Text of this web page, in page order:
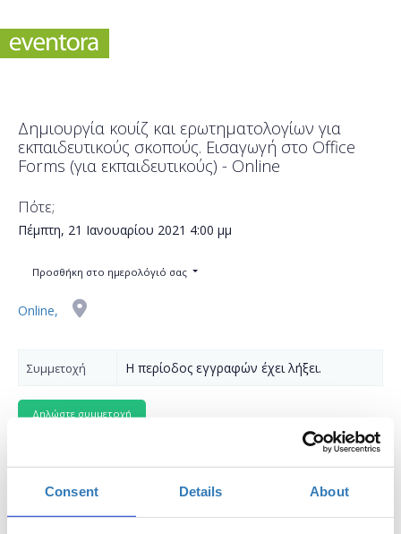
Consent Details About
Δημιουργία κουίζ και ερωτηματολογίων για
εκπαιδευτικούς σκοπούς. Εισαγωγή στο Office
Forms (για εκπαιδευτικούς) - Online
Πότε;
Πέμπτη, 21 Ιανουαρίου 2021 4:00 μμ
Προσθήκη στο ημερολόγιό σας
Online,
Συμμετοχή Η περίοδος εγγραφών έχει λήξει.
Δωρεάν On Line σεμινάριο.